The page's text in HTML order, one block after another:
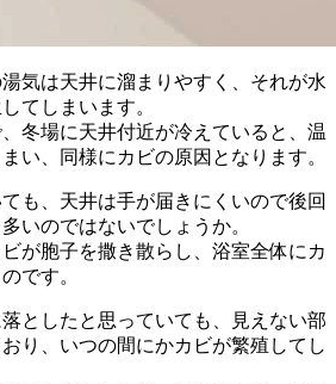
気は天井に溜まりやすく、それが水
てしまいます。
冬場に天井付近が冷えていると、温
い、同様にカビの原因となります。
も、天井は手が届きにくいので後回
いのではないでしょうか。
が胞子を撒き散らし、浴室全体にカ
です。
としたと思っていても、見えない部
り、いつの間にかカビが繁殖してし